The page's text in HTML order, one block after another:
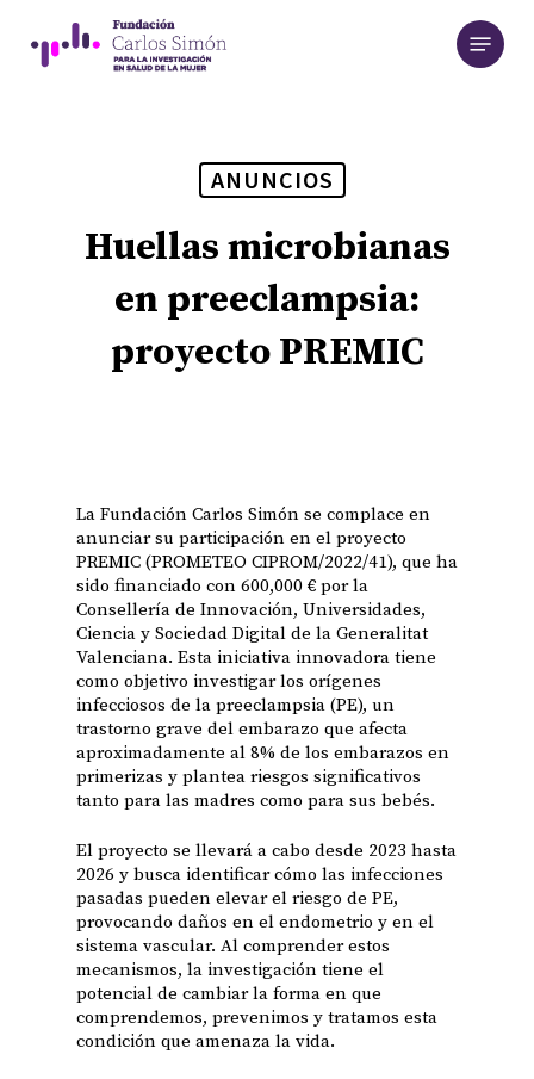
Menu
ANUNCIOS
Huellas microbianas
en preeclampsia:
proyecto PREMIC
La Fundación Carlos Simón se complace en
anunciar su participación en el proyecto
PREMIC (PROMETEO CIPROM/2022/41), que ha
sido financiado con 600,000 € por la
Consellería de Innovación, Universidades,
Ciencia y Sociedad Digital de la Generalitat
Valenciana. Esta iniciativa innovadora tiene
como objetivo investigar los orígenes
infecciosos de la preeclampsia (PE), un
trastorno grave del embarazo que afecta
aproximadamente al 8% de los embarazos en
primerizas y plantea riesgos significativos
tanto para las madres como para sus bebés.
El proyecto se llevará a cabo desde 2023 hasta
2026 y busca identificar cómo las infecciones
pasadas pueden elevar el riesgo de PE,
provocando daños en el endometrio y en el
sistema vascular. Al comprender estos
mecanismos, la investigación tiene el
potencial de cambiar la forma en que
comprendemos, prevenimos y tratamos esta
condición que amenaza la vida.